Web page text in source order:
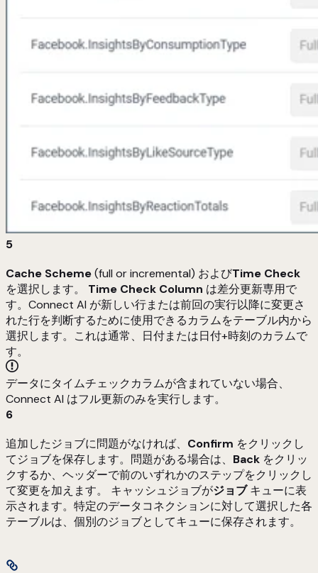
5
Cache Scheme(full or incremental) およびTime Check
を選択します。 Time Check Column は差分更新専用で
す。Connect AI が新しい行または前回の実行以降に変更さ
れた行を判断するために使用できるカラムをテーブル内から
選択します。これは通常、日付または日付+時刻のカラムで
す。
データにタイムチェックカラムが含まれていない場合、
Connect AI はフル更新のみを実行します。
6
追加したジョブに問題がなければ、 Confirm をクリックし
てジョブを保存します。問題がある場合は、 Back をクリッ
クするか、ヘッダーで前のいずれかのステップをクリックし
て変更を加えます。 キャッシュジョブがジョブキューに表
示されます。特定のデータコネクションに対して選択した各
テーブルは、個別のジョブとしてキューに保存されます。